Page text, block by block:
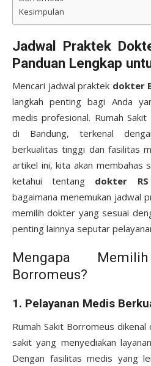
Kesimpulan
Jadwal Praktek
Panduan Lengkap
Mencari jadwal praktek dokter
langkah penting bagi Anda
medis profesional. Rumah
di Bandung, terkenal
berkualitas tinggi dan fasilitas
artikel ini, kita akan membahas
ketahui tentang dokter
bagaimana menemukan jadwal
memilih dokter yang sesuai
penting lainnya seputar
Mengapa
Borromeus?
1. Pelayanan Medis
Rumah Sakit Borromeus
sakit yang menyediakan
Dengan fasilitas medis yang